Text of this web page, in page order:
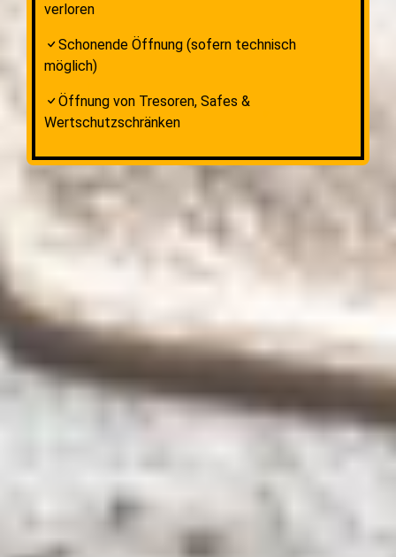
verloren
Schonende Öffnung (sofern technisch
möglich)
Öffnung von Tresoren, Safes &
Wertschutzschränken